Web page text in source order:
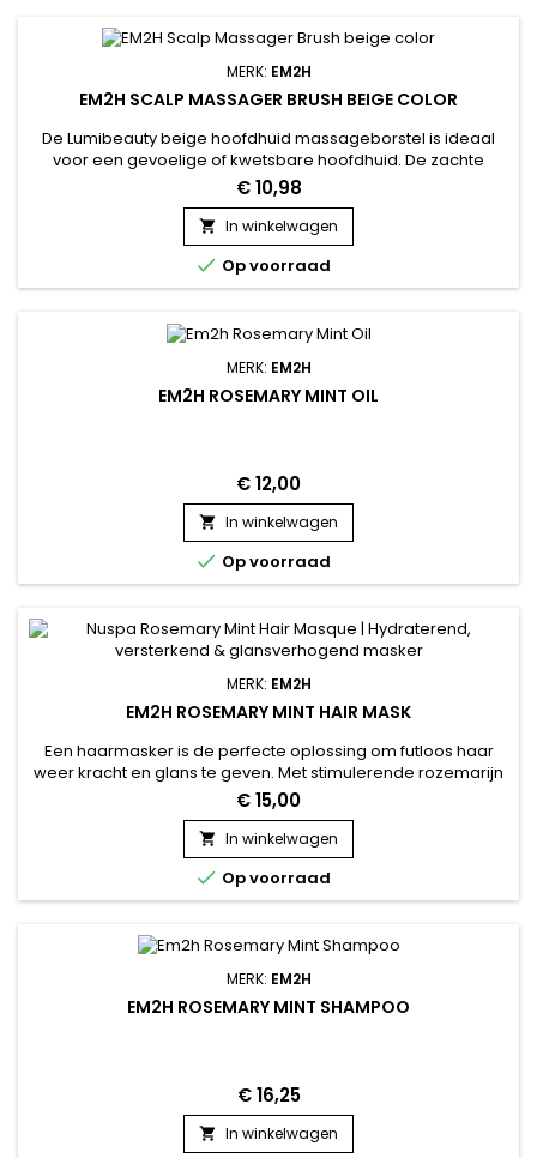
MERK: EM2H
EM2H SCALP MASSAGER BRUSH BEIGE COLOR
De Lumibeauty beige hoofdhuid massageborstel is ideaal
voor een gevoelige of kwetsbare hoofdhuid. De zachte
siliconen noppen stimuleren de doorbloeding zonder de
huid te belasten.Dit zorgt voor een betere opname van
verzorgingsproducten en sterkere haarwortels.
€ 10,98
 In winkelwagen
 Op voorraad
MERK: EM2H
EM2H ROSEMARY MINT OIL
€ 12,00
 In winkelwagen
 Op voorraad
MERK: EM2H
EM2H ROSEMARY MINT HAIR MASK
Een haarmasker is de perfecte oplossing om futloos haar
weer kracht en glans te geven. Met stimulerende rozemarijn
en verfrissende munt zorgt het Nuspa Rosemary Mint Hair
Masque van Nuspa voor diepe hydratatie, minder breuk en
een frisse hoofdhuid. De romige textuur omhult elke haarlok
voor intens herstel en een stralende glans. Geef je haar een
volledige...
€ 15,00
 In winkelwagen
 Op voorraad
MERK: EM2H
EM2H ROSEMARY MINT SHAMPOO
€ 16,25
 In winkelwagen